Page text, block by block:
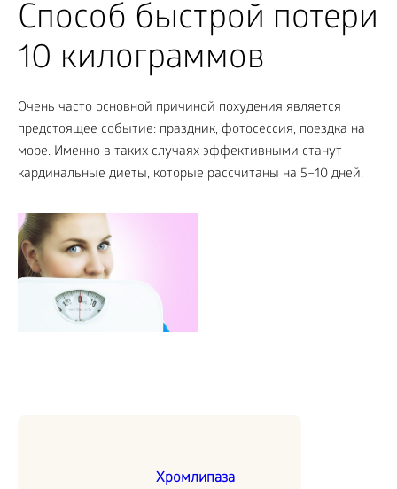
Способ быстрой потери
10 килограммов
Очень часто основной причиной похудения является
предстоящее событие: праздник, фотосессия, поездка на
море. Именно в таких случаях эффективными станут
кардинальные диеты, которые рассчитаны на 5–10 дней.
Хромлипаза